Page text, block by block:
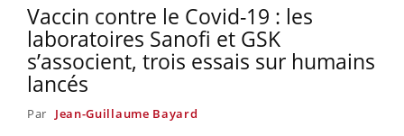
Vaccin contre le Covid-19 : les
laboratoires Sanofi et GSK
s’associent, trois essais sur humains
lancés
Par Jean-Guillaume Bayard